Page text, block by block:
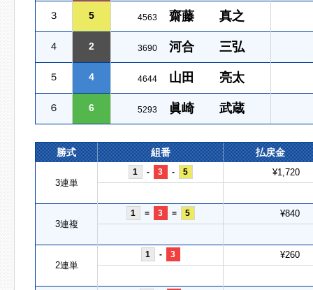
３ 5 4563 齋藤 真之
４ 2 3690 河合 三弘
５ 4 4644 山田 亮太
６ 6 5293 眞崎 武蔵
勝式 組番 払戻金
3連単
1 - 3 - 5 ¥1,720
3連複
1 = 3 = 5 ¥840
2連単
1 - 3 ¥260